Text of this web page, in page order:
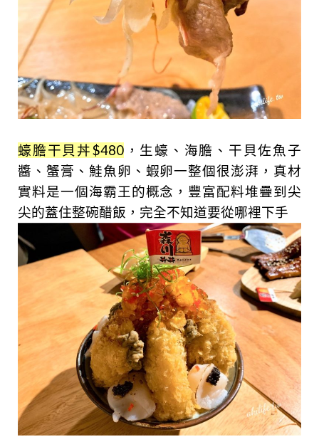
蠔膽干貝丼$480，生蠔、海膽、干貝佐魚子
醬、蟹膏、鮭魚卵、蝦卵一整個很澎湃，真材
實料是一個海霸王的概念，豐富配料堆疊到尖
尖的蓋住整碗醋飯，完全不知道要從哪裡下手